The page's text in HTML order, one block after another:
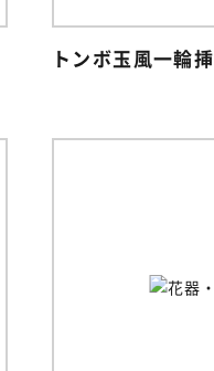
トンボ玉風一輪挿